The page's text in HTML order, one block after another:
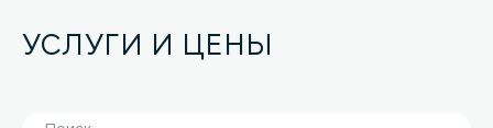
УСЛУГИ И ЦЕНЫ